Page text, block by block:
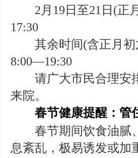
2月19日至21日(正
17:30
其余时间(含正月初
8:00—19:30
请广大市民合理安排
来院。
春节健康提醒：管住
春节期间饮食油腻、
息紊乱，极易诱发或加